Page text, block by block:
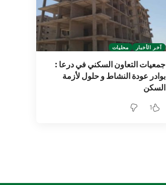
آخر الأخبار محليات
جمعيات التعاون السكني في درعا :
بوادر عودة النشاط و حلول لأزمة
السكن
1